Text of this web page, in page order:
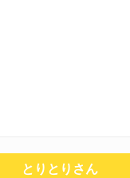
とりとりさん